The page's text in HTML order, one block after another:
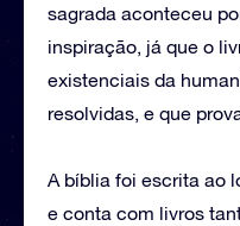
sagrada aconteceu
inspiração, já que o
existenciais da
resolvidas, e que
A bíblia foi escrita ao
e conta com livros